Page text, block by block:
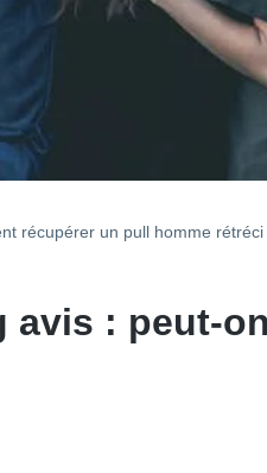
récupérer un pull homme
avis : peut-